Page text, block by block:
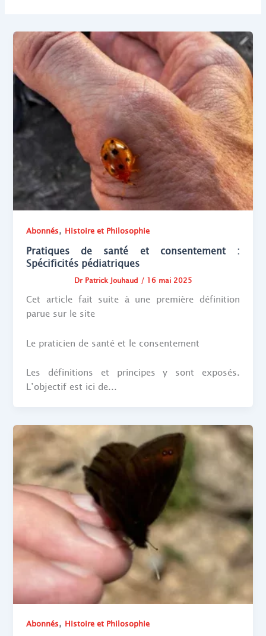
Abonnés, Histoire et Philosophie
Pratiques de santé et consentement :
Spécificités pédiatriques
Dr Patrick Jouhaud / 16 mai 2025
Cet article fait suite à une première définition
parue sur le site
Le praticien de santé et le consentement
Les définitions et principes y sont exposés.
L’objectif est ici de...
Abonnés, Histoire et Philosophie